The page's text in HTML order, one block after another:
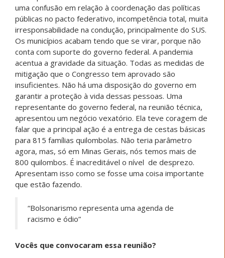
uma confusão em relação à coordenação das políticas
públicas no pacto federativo, incompetência total, muita
irresponsabilidade na condução, principalmente do SUS.
Os municípios acabam tendo que se virar, porque não
conta com suporte do governo federal. A pandemia
acentua a gravidade da situação. Todas as medidas de
mitigação que o Congresso tem aprovado são
insuficientes. Não há uma disposição do governo em
garantir a proteção à vida dessas pessoas. Uma
representante do governo federal, na reunião técnica,
apresentou um negócio vexatório. Ela teve coragem de
falar que a principal ação é a entrega de cestas básicas
para 815 famílias quilombolas. Não teria parâmetro
agora, mas, só em Minas Gerais, nós temos mais de
800 quilombos. É inacreditável o nível de desprezo.
Apresentam isso como se fosse uma coisa importante
que estão fazendo.
“Bolsonarismo representa uma agenda de
racismo e ódio”
Vocês que convocaram essa reunião?